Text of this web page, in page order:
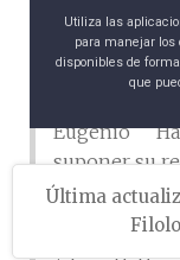
más
madrileña
epistolar
Eugenio
suponer su
y su
donde
Utiliza las
para manejar los
disponibles de
que
Última